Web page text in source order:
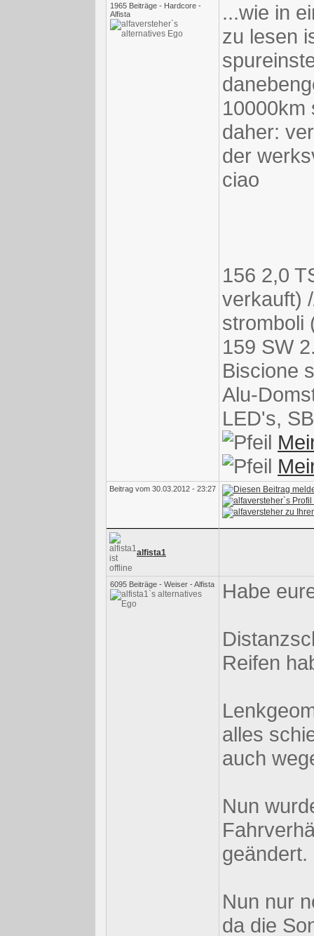
1965 Beiträge - Hardcore -
Alfista
...wie in
zu lesen
10000km
daher:
der
ciao
156 2,0
verkauft)
stromboli
159 SW
Biscione
Alu-
LED's,
Beitrag vom 30.03.2012 - 23:27
alfista1
6095 Beiträge - Weiser - Alfista Habe
Reifen
alles
auch
Nun
geändert.
Nun nur
da die